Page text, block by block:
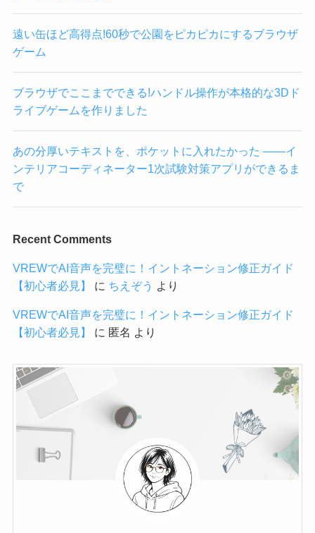
遠い缶ほど高得点!60秒で公園をピカピカにするブラウザ
ゲーム
ブラウザでここまでできる!ハンドル操作が本格的な3Dド
ライブゲームを作りました
あの分厚いテキストを、ポケットに入れたかった ——イ
ンテリアコーディネーター1次試験対策アプリができるま
で
Recent Comments
VREWでAI音声を完璧に！イントネーション修正ガイド
【初心者必見】
に ちえぞう より
VREWでAI音声を完璧に！イントネーション修正ガイド
【初心者必見】
に 匿名 より